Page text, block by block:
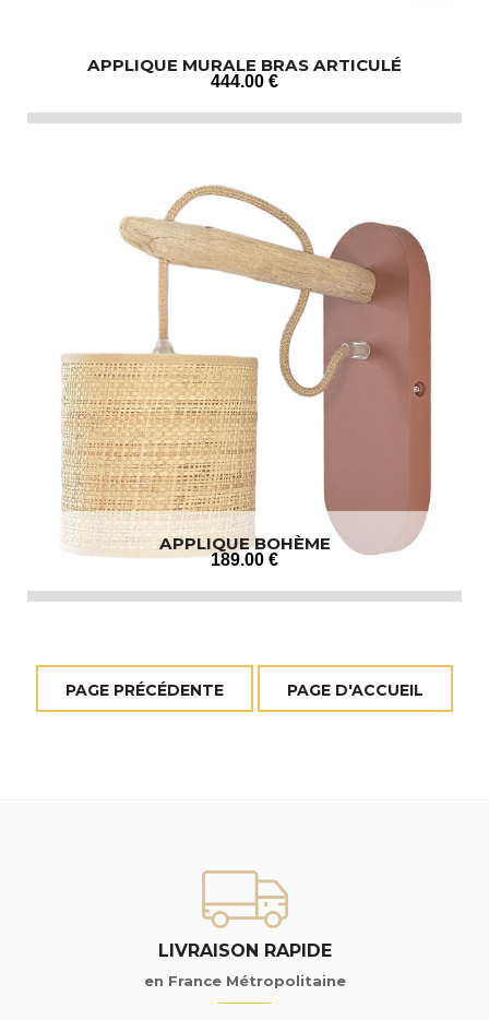
APPLIQUE MURALE BRAS ARTICULÉ
444.00 €
APPLIQUE BOHÈME
189.00 €
LIVRAISON RAPIDE
en France Métropolitaine